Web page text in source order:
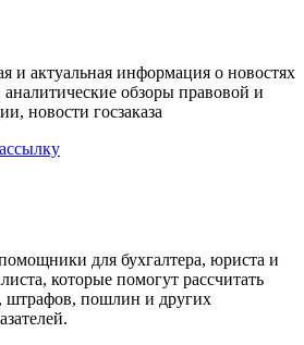
и актуальная информация о новостях
аналитические обзоры правовой и
новости госзаказа
для бухгалтера, юриста и
которые помогут рассчитать
штрафов, пошлин и других